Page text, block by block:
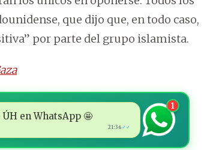
que dijo que, en todo caso,
por parte del grupo islamista.
en WhatsApp 🤩
21:36 ✓✓
1